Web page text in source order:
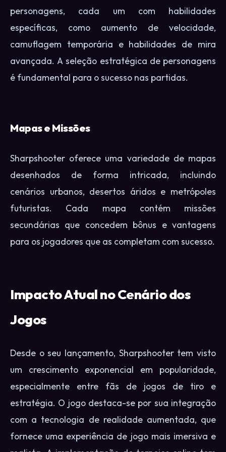
personagens, cada um com habilidades
específicas, como aumento de velocidade,
camuflagem temporária e habilidades de mira
avançada. A seleção estratégica de personagens
é fundamental para o sucesso nas partidas.
Mapas e Missões
Sharpshooter oferece uma variedade de mapas
desenhados de forma intricada, incluindo
cenários urbanos, desertos áridos e metrópoles
futuristas. Cada mapa contém missões
secundárias que concedem bônus e vantagens
para os jogadores que as completam com sucesso.
Impacto Atual no Cenário dos
Jogos
Desde o seu lançamento, Sharpshooter tem visto
um crescimento exponencial em popularidade,
especialmente entre fãs de jogos de tiro e
estratégia. O jogo destaca-se por sua integração
com a tecnologia de realidade aumentada, que
fornece uma experiência de jogo mais imersiva e